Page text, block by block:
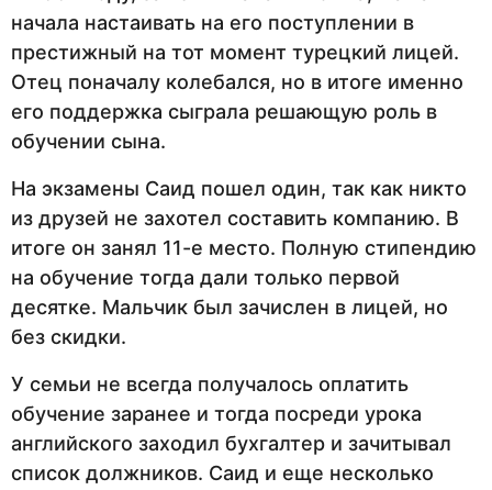
начала настаивать на его поступлении в
престижный на тот момент турецкий лицей.
Отец поначалу колебался, но в итоге именно
его поддержка сыграла решающую роль в
обучении сына.
На экзамены Саид пошел один, так как никто
из друзей не захотел составить компанию. В
итоге он занял 11-е место. Полную стипендию
на обучение тогда дали только первой
десятке. Мальчик был зачислен в лицей, но
без скидки.
У семьи не всегда получалось оплатить
обучение заранее и тогда посреди урока
английского заходил бухгалтер и зачитывал
список должников. Саид и еще несколько